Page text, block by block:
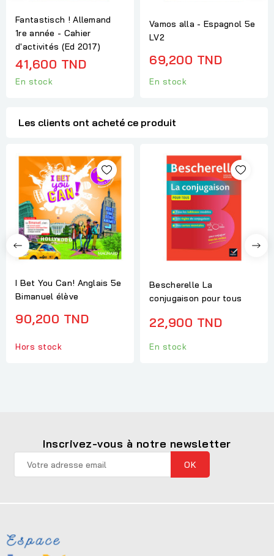
Fantastisch ! Allemand
1re année - Cahier
d'activités (Ed 2017)
41,600 TND
En stock
Vamos alla - Espagnol 5e
LV2
69,200 TND
En stock
Les clients ont acheté ce produit
I Bet You Can! Anglais 5e
Bimanuel élève
90,200 TND
Hors stock
Bescherelle La
conjugaison pour tous
22,900 TND
En stock
Inscrivez-vous à notre newsletter